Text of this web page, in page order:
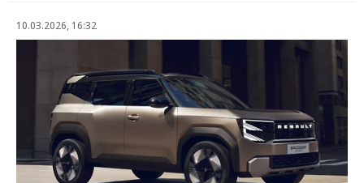
10.03.2026, 16:32